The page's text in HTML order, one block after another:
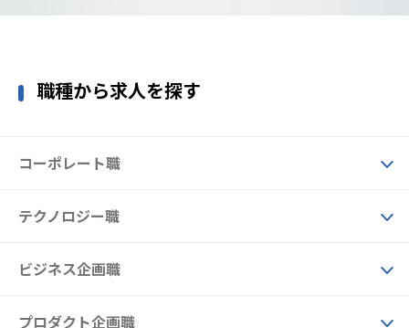
職種から求人を探す
コーポレート職
テクノロジー職
ビジネス企画職
プロダクト企画職